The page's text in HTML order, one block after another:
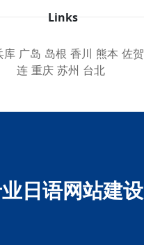
Links
库 广岛 岛根 香川 熊本 佐贺
连 重庆 苏州 台北
日语网站建设